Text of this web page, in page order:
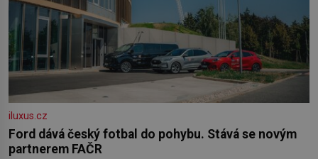
iluxus.cz
Ford dává český fotbal do pohybu. Stává se novým
partnerem FAČR